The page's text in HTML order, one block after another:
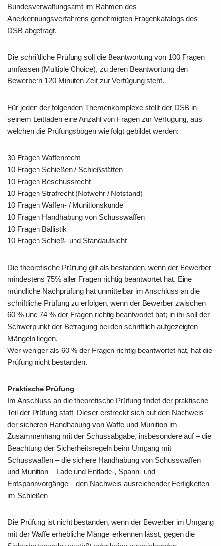
Bundesverwaltungsamt im Rahmen des
Anerkennungsverfahrens genehmigten Fragenkatalogs des
DSB abgefragt.
Die schriftliche Prüfung soll die Beantwortung von 100 Fragen
umfassen (Multiple Choice), zu deren Beantwortung den
Bewerbern 120 Minuten Zeit zur Verfügung steht.
Für jeden der folgenden Themenkomplexe stellt der DSB in
seinem Leitfaden eine Anzahl von Fragen zur Verfügung, aus
welchen die Prüfungsbögen wie folgt gebildet werden:
30 Fragen Waffenrecht
10 Fragen Schießen / Schießstätten
10 Fragen Beschussrecht
10 Fragen Strafrecht (Notwehr / Notstand)
10 Fragen Waffen- / Munitionskunde
10 Fragen Handhabung von Schusswaffen
10 Fragen Ballistik
10 Fragen Schieß- und Standaufsicht
Die theoretische Prüfung gilt als bestanden, wenn der Bewerber
mindestens 75% aller Fragen richtig beantwortet hat. Eine
mündliche Nachprüfung hat unmittelbar im Anschluss an die
schriftliche Prüfung zu erfolgen, wenn der Bewerber zwischen
60 % und 74 % der Fragen richtig beantwortet hat; in ihr soll der
Schwerpunkt der Befragung bei den schriftlich aufgezeigten
Mängeln liegen.
Wer weniger als 60 % der Fragen richtig beantwortet hat, hat die
Prüfung nicht bestanden.
Praktische Prüfung
Im Anschluss an die theoretische Prüfung findet der praktische
Teil der Prüfung statt. Dieser erstreckt sich auf den Nachweis
der sicheren Handhabung von Waffe und Munition im
Zusammenhang mit der Schussabgabe, insbesondere auf – die
Beachtung der Sicherheitsregeln beim Umgang mit
Schusswaffen – die sichere Handhabung von Schusswaffen
und Munition – Lade und Entlade-, Spann- und
Entspannvorgänge – den Nachweis ausreichender Fertigkeiten
im Schießen
Die Prüfung ist nicht bestanden, wenn der Bewerber im Umgang
mit der Waffe erhebliche Mängel erkennen lässt, gegen die